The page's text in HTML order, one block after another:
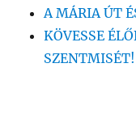
A MÁRIA ÚT
KÖVESSE
SZENTMISÉT!